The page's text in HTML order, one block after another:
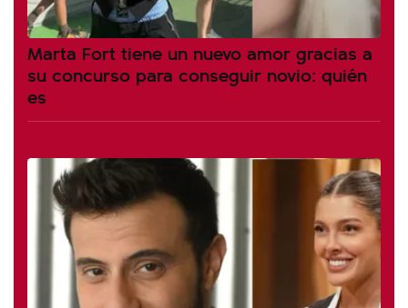
Marta Fort tiene un nuevo amor gracias a
su concurso para conseguir novio: quién
es